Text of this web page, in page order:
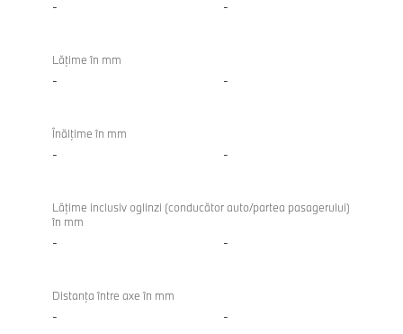
- -
Lăţime în mm
- -
Înălţime în mm
- -
Lăţime inclusiv oglinzi (conducător auto/partea pasagerului)
în mm
- -
Distanţa între axe în mm
- -